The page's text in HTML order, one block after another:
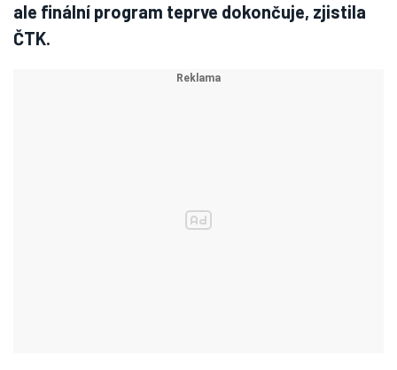
ale finální program teprve dokončuje, zjistila
ČTK.